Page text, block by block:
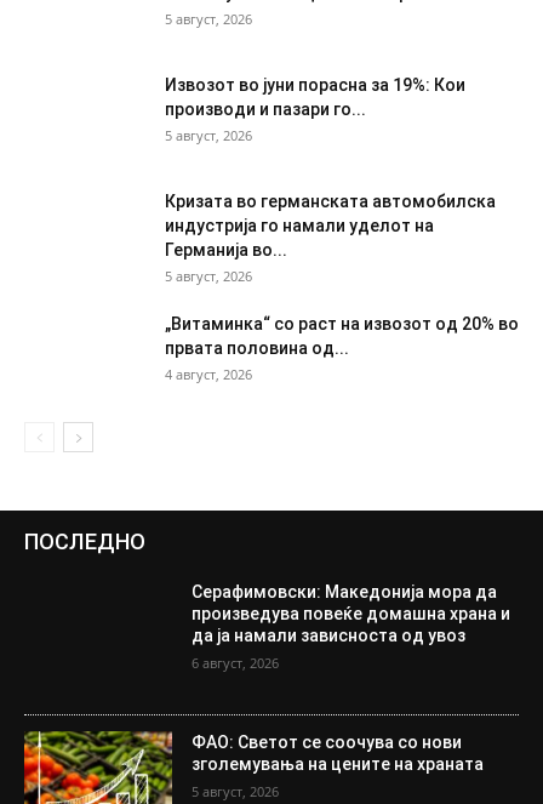
5 август, 2026
Извозот во јуни порасна за 19%: Кои
производи и пазари го...
5 август, 2026
Кризата во германската автомобилска
индустрија го намали уделот на
Германија во...
5 август, 2026
„Витаминка“ со раст на извозот од 20% во
првата половина од...
4 август, 2026
ПОСЛЕДНО
Серафимовски: Македонија мора да
произведува повеќе домашна храна и
да ја намали зависноста од увоз
6 август, 2026
ФАО: Светот се соочува со нови
зголемувања на цените на храната
5 август, 2026